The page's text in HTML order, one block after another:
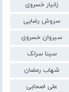
زانیار خسروی
سروش رضایی
سیروان خسروی
سینا سرلک
شهاب رمضان
علی اصحابی